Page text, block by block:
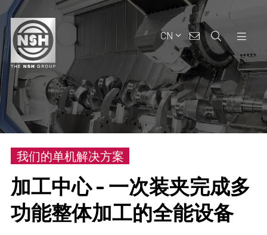
CN
我们的单机解决方案
加工中心- 一次装夹完成多
功能整体加工的全能设备